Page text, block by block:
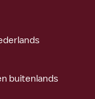
buitenlands